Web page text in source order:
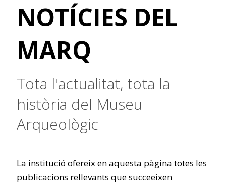
NOTÍCIES DEL
MARQ
Tota l'actualitat, tota la
història del Museu
Arqueològic
La institució ofereix en aquesta pàgina totes les
publicacions rellevants que succeeixen